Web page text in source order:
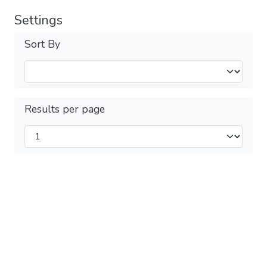
Settings
Sort By
Results per page